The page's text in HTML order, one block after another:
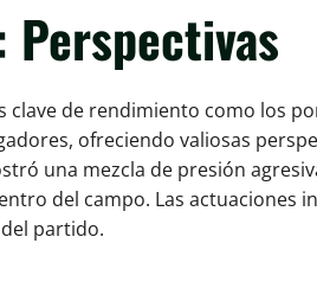
de rendimiento como los
ofreciendo valiosas
una mezcla de presión
del campo. Las actuaciones
partido.